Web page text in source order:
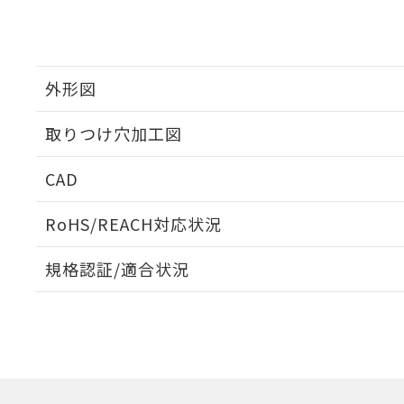
外形図
取りつけ穴加工図
CAD
RoHS/REACH対応状況
EU RoHS 注意事項・凡例
規格認証/適合状況